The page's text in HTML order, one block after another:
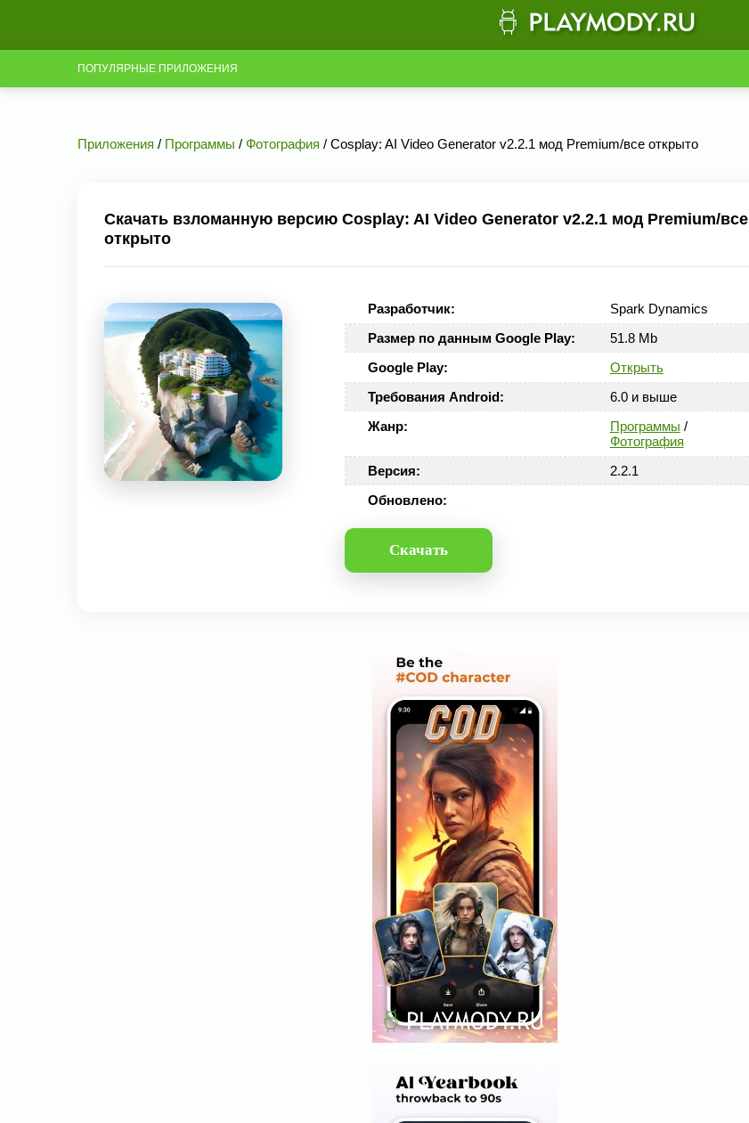
ПОПУЛЯРНЫЕ ПРИЛОЖЕНИЯ
Приложения / Программы / Фотография / Cosplay: AI Video Generator v2.2.1 мод Premium/все открыто
Скачать взломанную версию Cosplay: AI Video Generator v2.2.1 мод Premium/все
открыто
Разработчик:
Spark Dynamics
Размер по данным Google Play:
51.8 Mb
Google Play:
Открыть
Требования Android:
6.0 и выше
Жанр:
Программы /
Фотография
Версия:
2.2.1
Обновлено:
Скачать